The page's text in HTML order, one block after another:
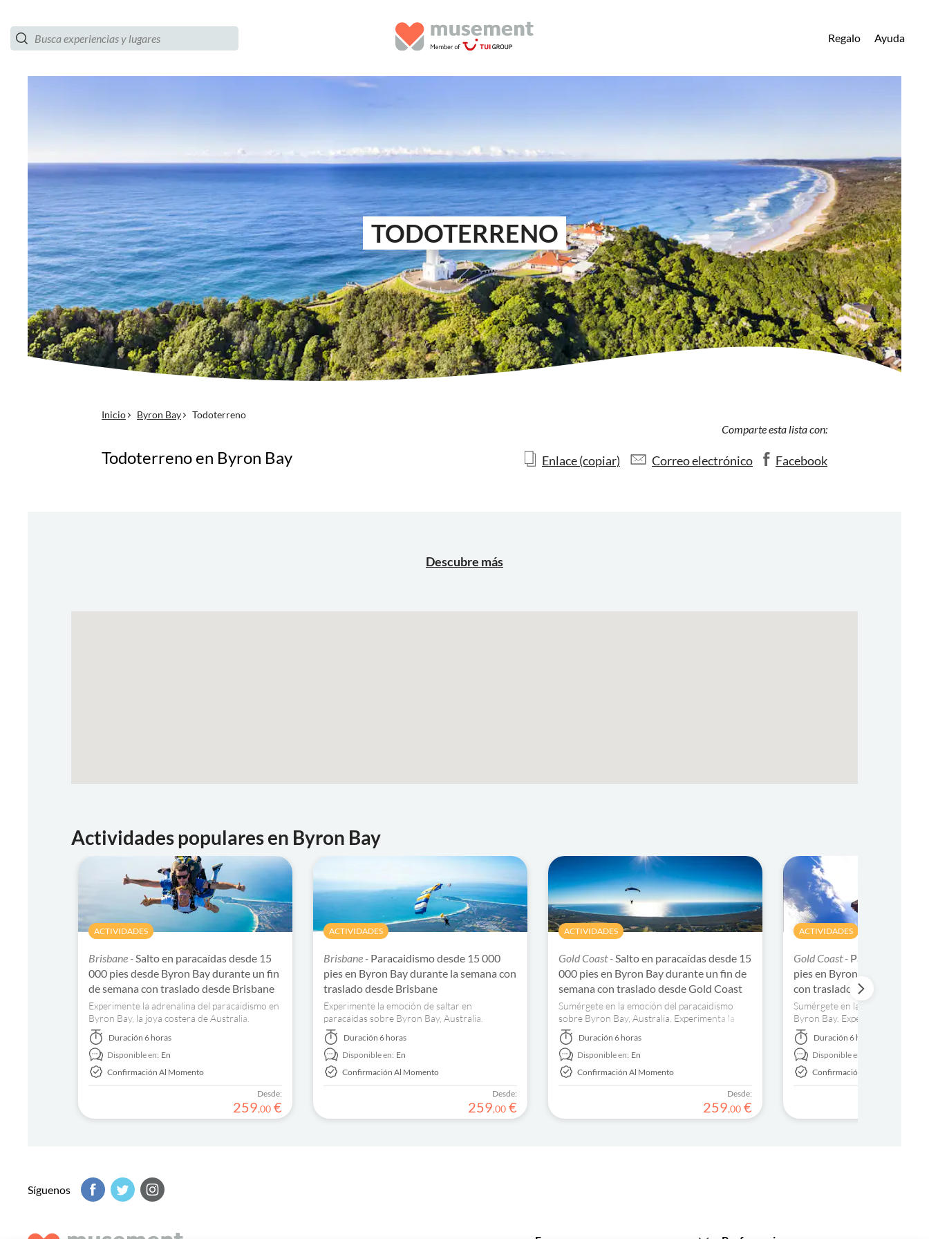
Regalo Ayuda
TODOTERRENO
Inicio Byron Bay Todoterreno
Todoterreno en Byron Bay
Comparte esta lista con:
Enlace (copiar) Correo electrónico Facebook
Descubre más
Actividades populares en Byron Bay
ACTIVIDADES
Brisbane -Salto en paracaídas desde 15
000 pies desde Byron Bay durante un fin
de semana con traslado desde Brisbane
Experimente la adrenalina del paracaidismo en
Byron Bay, la joya costera de Australia.
Reserve su emocionante aventura ahora.
Duración 6 horas
Disponible en: En
Confirmación Al Momento
Desde:
259,00 €
ACTIVIDADES
Brisbane - Paracaidismo desde 15 000
pies en Byron Bay durante la semana con
traslado desde Brisbane
Experimente la emoción de saltar en
paracaídas sobre Byron Bay, Australia.
Disfrute de la adrenalina y de las vistas
incomparables. Reserve ahora.
Duración 6 horas
Disponible en: En
Confirmación Al Momento
Desde:
259,00 €
ACTIVIDADES
Gold Coast -Salto en paracaídas desde 15
000 pies en Byron Bay durante un fin de
semana con traslado desde Gold Coast
Sumérgete en la emoción del paracaidismo
sobre Byron Bay, Australia. Experimenta la
adrenalina y las impresionantes vistas desde
arriba.Duración 6 horas
Disponible en: En
Confirmación Al Momento
Desde:
259,00 €
ACTIVIDADES
Gold Coast - Paracaidismo
pies en Byron Bay en un día
con traslado desde Gold
Sumérgete en la emoción del
Byron Bay. Experimenta la
alcanzar una velocidad de hasta
kilómetros por hora desde
Duración 6 horas
Disponible en:
Confirmación Al Momento
Síguenos